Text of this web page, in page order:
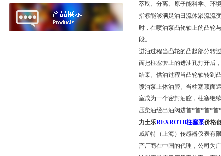
萃取、分离、原子能科学、环
指标能够满足油田流体渗流流
时，在喷油泵凸轮轴上的凸轮
段。
进油过程当凸轮的凸起部分转
面把柱塞套上的进油孔打开后
结束。供油过程当凸轮轴转到
喷油泵上体油腔。当柱塞顶面
室成为一个密封油腔，柱塞继
压柴油经出油阀进首*首*首*
力士乐REXROTH柱塞泵价格
威斯特（上海）传感器仪表有
产厂商在中国的代理，公司为